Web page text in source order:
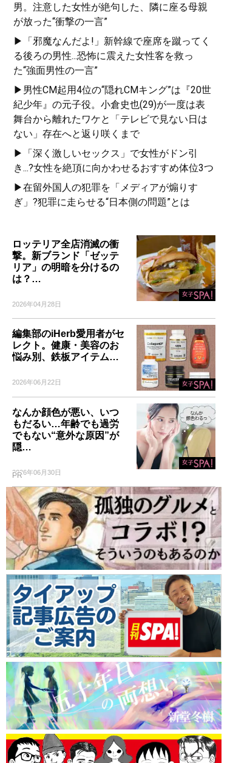
男。注意した女性が絶句した、隣に座る母親
が放った“衝撃の一言”
▶「邪魔なんだよ!」新幹線で座席を蹴ってく
る後ろの男性...恐怖に震えた女性客を救っ
た“強面男性の一言”
▶男性CM起用4位の“隠れCMキング”は『20世
紀少年』の元子役。小倉史也(29)が一度は表
舞台から離れたワケと「テレビで見ない日は
ない」存在へと返り咲くまで
▶「深く激しいセックス」で女性がドン引
き...?女性を絶頂に向かわせるおすすめ体位3つ
▶在留外国人の犯罪を「メディアが煽りす
ぎ」?犯罪に走らせる“日本側の問題”とは
ロッテリア全店消滅の衝
撃。新ブランド「ゼッテ
リア」の明暗を分けるの
は？…
2026年04月28日
編集部のiHerb愛用者がセ
レクト。健康・美容のお
悩み別、鉄板アイテム…
2026年06月22日
なんか顔色が悪い、いつ
もだるい…年齢でも過労
でもない“意外な原因”が
隠…
2026年06月30日
PR